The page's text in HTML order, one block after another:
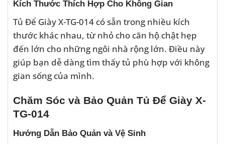
Kích Thước Thích Hợp Cho Không Gian
Tủ Để Giày X-TG-014 có sẵn trong nhiều kích
thước khác nhau, từ nhỏ cho căn hộ chật hẹp
đến lớn cho những ngôi nhà rộng lớn. Điều này
giúp bạn dễ dàng tìm thấy tủ phù hợp với không
gian sống của mình.
Chăm Sóc và Bảo Quản Tủ Để Giày X-
TG-014
Hướng Dẫn Bảo Quản và Vệ Sinh